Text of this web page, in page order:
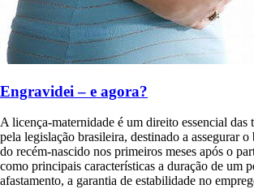
Engravidei – e agora?
A licença-maternidade é um direito essencial das
pela legislação brasileira, destinado a assegurar o
do recém-nascido nos primeiros meses após o
como principais características a duração de um
afastamento, a garantia de estabilidade no